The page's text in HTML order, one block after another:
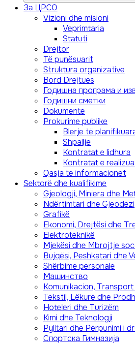
Search
for:
За ЦРСО
Vizioni dhe misioni
Veprimtaria
Statuti
Drejtor
Të punësuarit
Struktura organizative
Bord Drejtues
Годишна програма и
Годишни сметки
Dokumente
Prokurime publike
Blerje të
Shpallje
Kontratat e lidhura
Kontratat e
Qasja te informacionet
Sektorë dhe kualifikime
Gjeologji, Miniera dhe
Ndërtimtari dhe Gjeodezi
Grafikë
Ekonomi, Drejtësi dhe
Elektroteknikë
Mjekësi dhe Mbrojtje
Bujqësi, Peshkatari dhe
Shërbime personale
Mашинство
Komunikacion,
Tekstil, Lëkurë dhe
Hoteleri dhe Turizëm
Kimi dhe Teknologji
Pylltari dhe Përpunimi i
Спортска Гимназија